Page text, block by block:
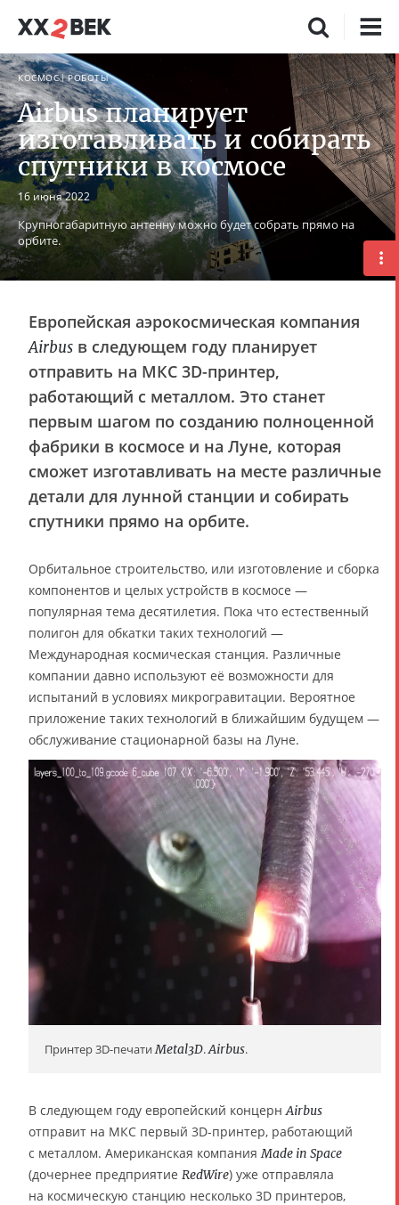
КОСМОС РОБОТЫ
Airbus планирует
изготавливать и собирать
спутники в космосе
16 июня 2022
Крупногабаритную антенну можно будет собрать прямо на
орбите.
Европейская аэрокосмическая компания
Airbus в следующем году планирует
отправить на МКС 3D-принтер,
работающий с металлом. Это станет
первым шагом по созданию полноценной
фабрики в космосе и на Луне, которая
сможет изготавливать на месте различные
детали для лунной станции и собирать
спутники прямо на орбите.
Орбитальное строительство, или изготовление и сборка
компонентов и целых устройств в космосе —
популярная тема десятилетия. Пока что естественный
полигон для обкатки таких технологий —
Международная космическая станция. Различные
компании давно используют её возможности для
испытаний в условиях микрогравитации. Вероятное
приложение таких технологий в ближайшим будущем —
обслуживание стационарной базы на Луне.
Принтер 3D-печати Metal3D.Airbus.
В следующем году европейский концерн Airbus
отправит на МКС первый 3D-принтер, работающий
с металлом. Американская компания Made in Space
(дочернее предприятие RedWire) уже отправляла
на космическую станцию несколько 3D принтеров,